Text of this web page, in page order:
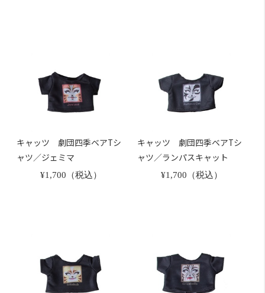
キャッツ 劇団四季ベアTシ
ャツ／ジェミマ
¥1,700（税込）
キャッツ 劇団四季ベアTシ
ャツ／ランパスキャット
¥1,700（税込）